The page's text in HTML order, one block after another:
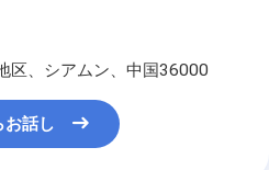
区、シアムン、中国36000
お話し